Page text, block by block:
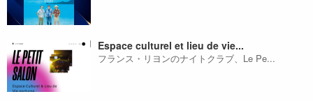
Espace culturel et lieu de vie...
フランス・リヨンのナイトクラブ、Le Pe...